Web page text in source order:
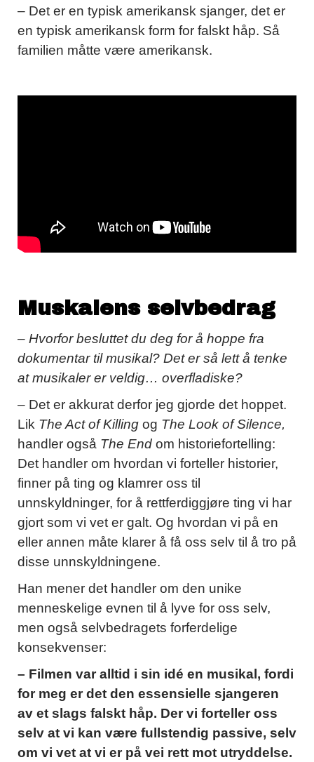
– Det er en typisk amerikansk sjanger, det er
en typisk amerikansk form for falskt håp. Så
familien måtte være amerikansk.
Muskalens selvbedrag
– Hvorfor besluttet du deg for å hoppe fra
dokumentar til musikal? Det er så lett å tenke
at musikaler er veldig… overfladiske?
– Det er akkurat derfor jeg gjorde det hoppet.
Lik The Act of Killing og The Look of Silence,
handler også The End om historiefortelling:
Det handler om hvordan vi forteller historier,
finner på ting og klamrer oss til
unnskyldninger, for å rettferdiggjøre ting vi har
gjort som vi vet er galt. Og hvordan vi på en
eller annen måte klarer å få oss selv til å tro på
disse unnskyldningene.
Han mener det handler om den unike
menneskelige evnen til å lyve for oss selv,
men også selvbedragets forferdelige
konsekvenser:
– Filmen var alltid i sin idé en musikal, fordi
for meg er det den essensielle sjangeren
av et slags falskt håp. Der vi forteller oss
selv at vi kan være fullstendig passive, selv
om vi vet at vi er på vei rett mot utryddelse.